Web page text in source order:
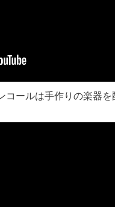
コールは手作りの楽器